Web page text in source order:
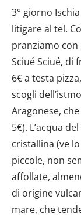
3° giorno
litigare al tel.
pranziamo con
Sciué Sciué, di
6€ a testa
scogli
Aragonese,
5€). L’acqua
cristallina (ve
piccole, non
affollate,
di origine
mare, che